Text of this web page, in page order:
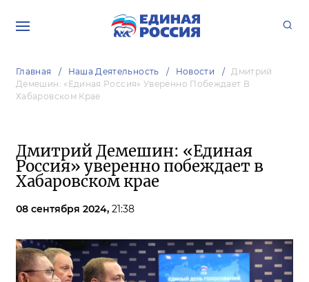
Главная Наша Деятельность Новости
Дмитрий
Демешин: «Единая Россия» Уверенно Побеждает В
Хабаровском Крае
Дмитрий Демешин: «Единая
Россия» уверенно побеждает в
Хабаровском крае
08 сентября 2024, 21:38